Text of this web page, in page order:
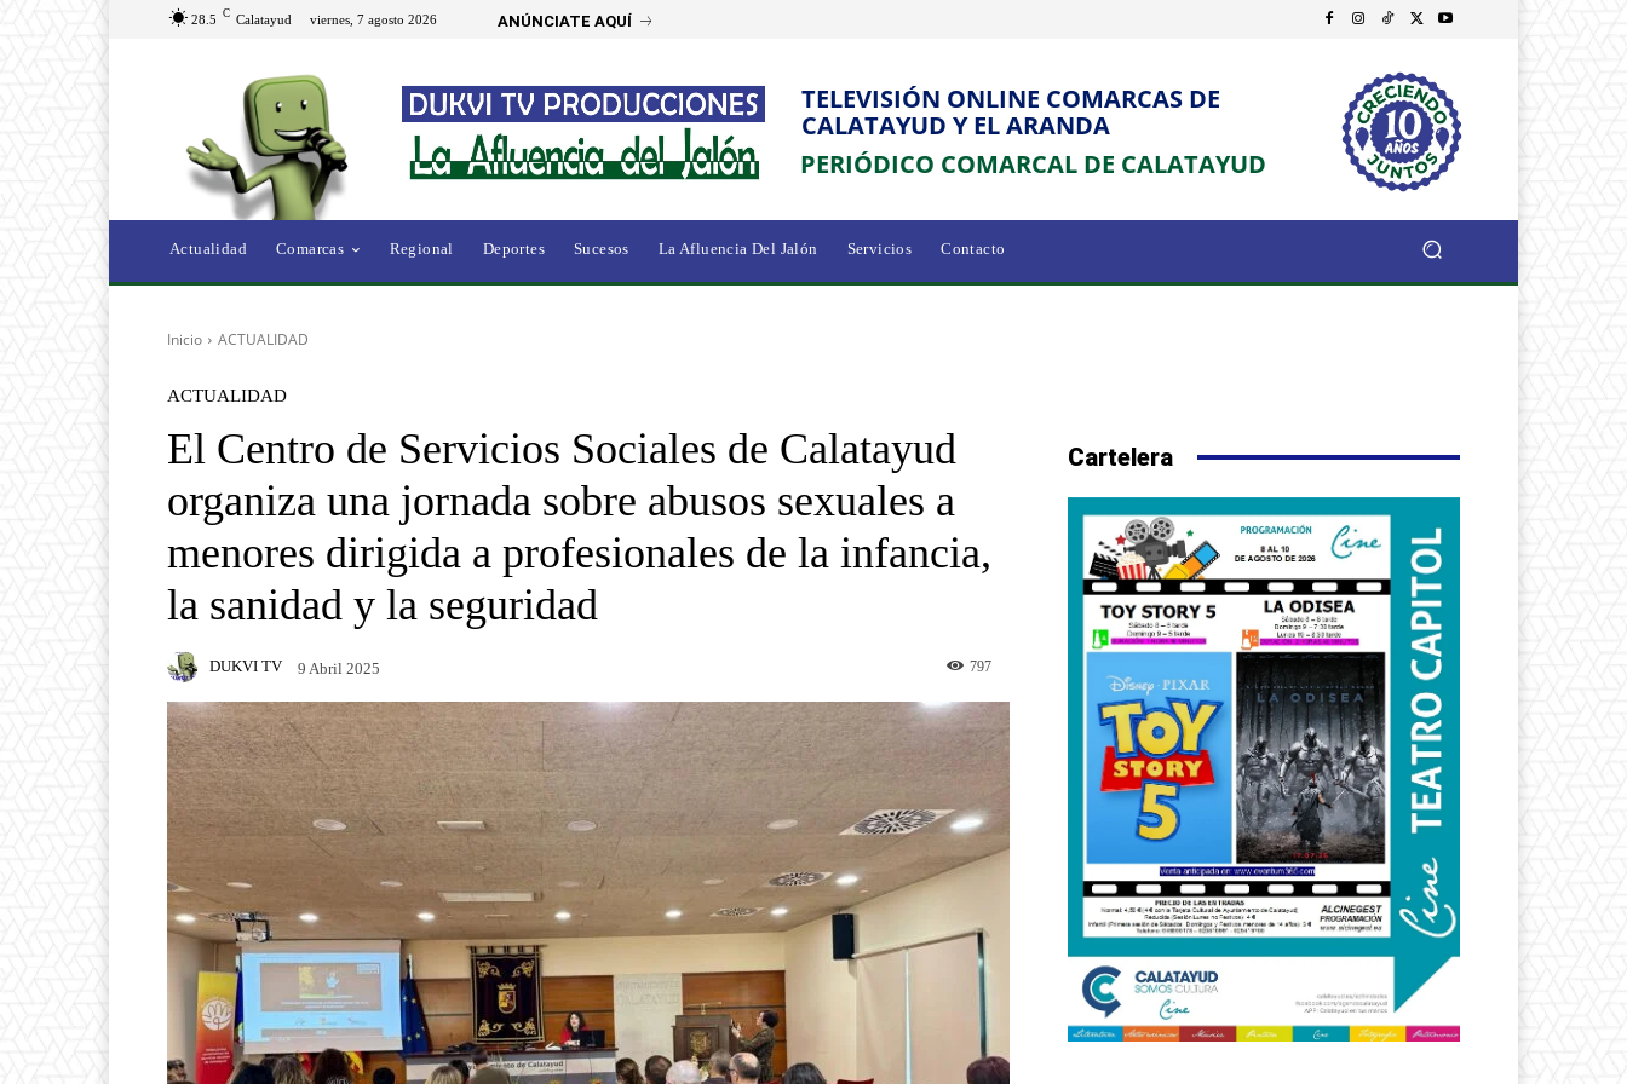
28.5 C Calatayud viernes, 7 agosto 2026 ANÚNCIATE AQUÍ
TELEVISIÓN ONLINE COMARCAS DE
CALATAYUD Y EL ARANDA
PERIÓDICO COMARCAL DE CALATAYUD
Actualidad Comarcas Regional Deportes Sucesos La Afluencia Del Jalón Servicios Contacto
Inicio ACTUALIDAD
ACTUALIDAD
El Centro de Servicios Sociales de Calatayud
organiza una jornada sobre abusos sexuales a
menores dirigida a profesionales de la infancia,
la sanidad y la seguridad
DUKVI TV 9 Abril 2025 797
Cartelera